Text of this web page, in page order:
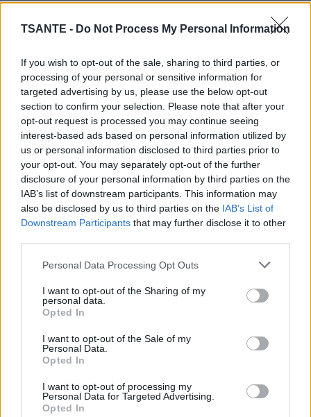
TSANTE - Do Not Process My Personal Information
If you wish to opt-out of the sale, sharing to third parties, or
processing of your personal or sensitive information for
targeted advertising by us, please use the below opt-out
section to confirm your selection. Please note that after your
opt-out request is processed you may continue seeing
interest-based ads based on personal information utilized by
us or personal information disclosed to third parties prior to
your opt-out. You may separately opt-out of the further
disclosure of your personal information by third parties on the
IAB’s list of downstream participants. This information may
also be disclosed by us to third parties on the IAB’s List of
Downstream Participants that may further disclose it to other
Personal Data Processing Opt Outs
I want to opt-out of the Sharing of my
personal data.
Opted In
I want to opt-out of the Sale of my
Personal Data.
Opted In
I want to opt-out of processing my
Personal Data for Targeted Advertising.
Opted In
Lorsque l’on dit « animal de compagnie », on pense
humains.Mais, ce n’est pas tout : cet animal ne fait
pas que vivre avec les humains, il fait aussi partie
de leur famille.Je peux passer une journée terrible,
mais dès que je rentre chez moi et que je reçois
toute cette joie me parvenir avec sa queue qui
remue, je ne peux pas m’empêcher de sourire et de
me sentir mieux.Les chiens donnent su bonheur
sans même essayer de se faire remercier.
Certainement que beaucoup de mal à comprendre
cette idée, surtout si pour eux, le mot « famille »
liens du sang et établissant un type bien particulier
de relation et de parenté.